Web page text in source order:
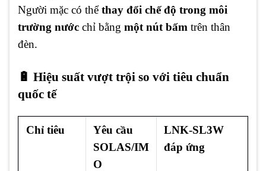
Người mặc có thểthay đổi chế độ trong môi
trường nước chỉ bằng một nút bấm trên thân
đèn.
🔋 Hiệu suất vượt trội so với tiêu chuẩn
quốc tế
Chỉ tiêu
Yêu cầu
SOLAS/IM
O
LNK-SL3W
đáp ứng